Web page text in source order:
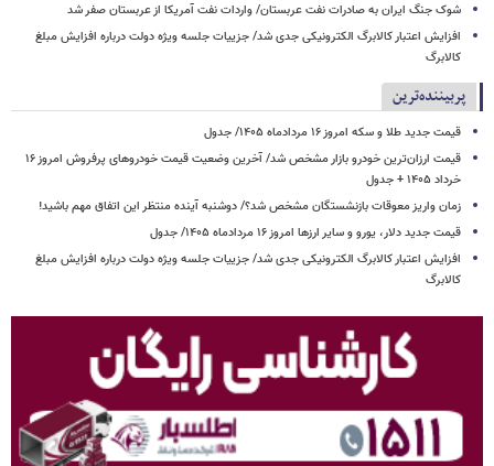
شوک جنگ ایران به صادرات نفت عربستان/ واردات نفت آمریکا از عربستان صفر شد
افزایش اعتبار کالابرگ الکترونیکی جدی شد/ جزییات جلسه ویژه دولت درباره افزایش مبلغ
کالابرگ
پربیننده‌ترین
قیمت جدید طلا و سکه امروز ۱۶ مردادماه ۱۴۰۵/ جدول
قیمت ارزان‌ترین خودرو بازار مشخص شد/ آخرین وضعیت قیمت خودروهای پرفروش امروز ۱۶
خرداد ۱۴۰۵ + جدول
زمان واریز معوقات بازنشستگان مشخص شد؟/ دوشنبه آینده منتظر این اتفاق مهم باشید!
قیمت جدید دلار، یورو و سایر ارزها امروز ۱۶ مردادماه ۱۴۰۵/ جدول
افزایش اعتبار کالابرگ الکترونیکی جدی شد/ جزییات جلسه ویژه دولت درباره افزایش مبلغ
کالابرگ